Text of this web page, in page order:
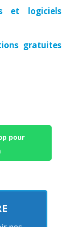
et logiciels
gratuites
pour